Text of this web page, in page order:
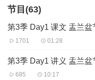
节目(63)
第3季 Day1 课文 盂兰
1701 01:28
第3季 Day1 讲义 盂兰
685 10:17